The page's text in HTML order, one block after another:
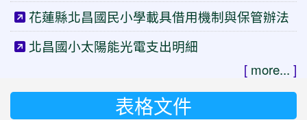
花蓮縣北昌國民小學載具借用機制與保管辦法
北昌國小太陽能光電支出明細
[ more... ]
表格文件